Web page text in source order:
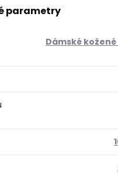
parametry
Dámské